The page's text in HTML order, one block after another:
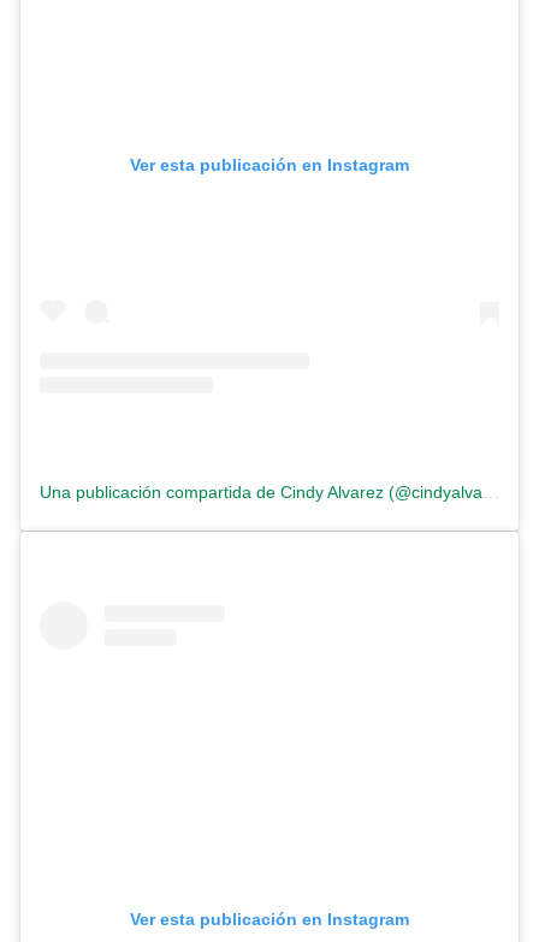
Ver esta publicación en Instagram
Una publicación compartida de Cindy Alvarez (@cindyalvarez.madebyme)
Ver esta publicación en Instagram